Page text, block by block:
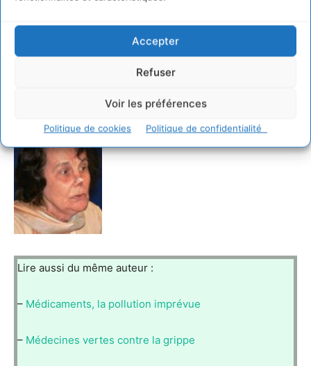
Accepter
Refuser
Voir les préférences
Politique de cookies Politique de confidentialité
Professeur à l’Université de Dakar de 1960 à 1992 Dr ès-
science Dr en médecine Directrice du centre de
recherches biologiques sur la lèpre de 1975 à 1992
Directrice de l’Hôpital traditionnel de Keur Massar
Lire aussi du même auteur :
– Médicaments, la pollution imprévue
– Médecines vertes contre la grippe